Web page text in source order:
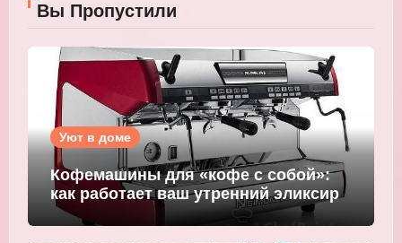
Вы Пропустили
Уют в доме
Кофемашины для «кофе с собой»:
как работает ваш утренний эликсир